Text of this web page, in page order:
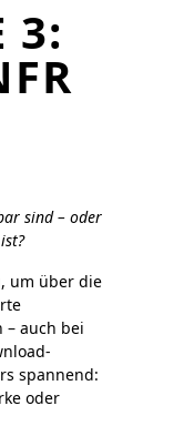
3:
sind – oder
um über die
– auch bei
spannend:
oder